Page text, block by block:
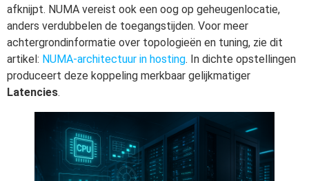
afknijpt. NUMA vereist ook een oog op geheugenlocatie,
anders verdubbelen de toegangstijden. Voor meer
achtergrondinformatie over topologieën en tuning, zie dit
artikel: NUMA-architectuur in hosting. In dichte opstellingen
produceert deze koppeling merkbaar gelijkmatiger
Latencies.